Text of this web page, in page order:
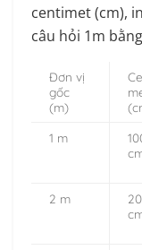
centimet (cm),
câu hỏi 1m
Đơn vị
gốc
(m)
1 m
2 m